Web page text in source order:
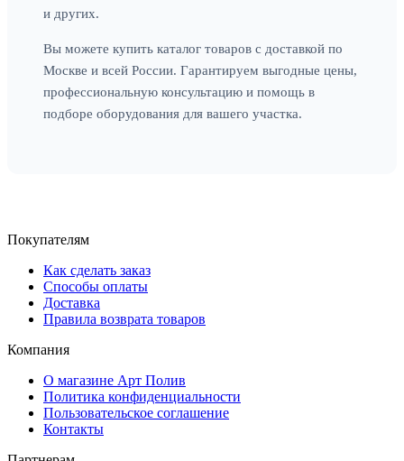
и других.
Вы можете купить каталог товаров с доставкой по
Москве и всей России. Гарантируем выгодные цены,
профессиональную консультацию и помощь в
подборе оборудования для вашего участка.
Покупателям
Как сделать заказ
Способы оплаты
Доставка
Правила возврата товаров
Компания
О магазине Арт Полив
Политика конфиденциальности
Пользовательское соглашение
Контакты